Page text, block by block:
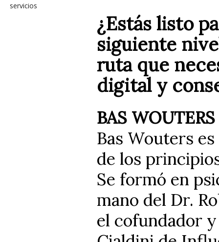
servicios
¿Estás listo
siguiente
ruta que
digital y
BAS WOUTERS
Bas Wouters
de los
Se formó en
mano del Dr.
el cofundador